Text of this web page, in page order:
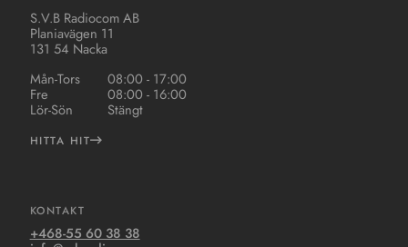
S.V.B Radiocom AB
Planiavägen 11
131 54 Nacka
Mån-Tors
08:00 - 17:00
Fre 08:00 - 16:00
Lör-Sön Stängt
HITTA HIT
KONTAKT
+468-55 60 38 38